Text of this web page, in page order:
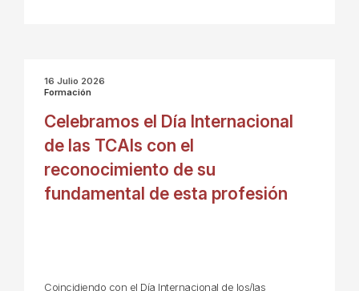
16 Julio 2026
Formación
Celebramos el Día Internacional
de las TCAIs con el
reconocimiento de su
fundamental de esta profesión
Coincidiendo con el Día Internacional de los/las